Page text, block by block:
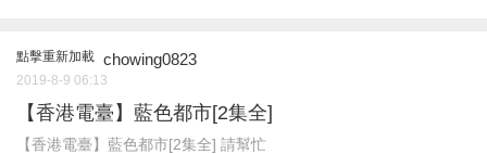
點擊重新加載 chowing0823
2019-8-9 06:13
【香港電臺】藍色都市[2集全]
【香港電臺】藍色都市[2集全] 請幫忙